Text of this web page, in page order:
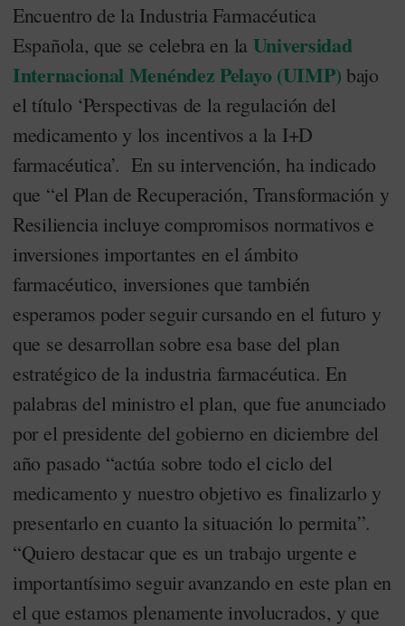
Encuentro de la Industria Farmacéutica
Española, que se celebra en la Universidad
Internacional Menéndez Pelayo (UIMP) bajo
el título ‘Perspectivas de la regulación del
medicamento y los incentivos a la I+D
farmacéutica’. En su intervención, ha indicado
que “el Plan de Recuperación, Transformación y
Resiliencia incluye compromisos normativos e
inversiones importantes en el ámbito
farmacéutico, inversiones que también
esperamos poder seguir cursando en el futuro y
que se desarrollan sobre esa base del plan
estratégico de la industria farmacéutica. En
palabras del ministro el plan, que fue anunciado
por el presidente del gobierno en diciembre del
año pasado “actúa sobre todo el ciclo del
medicamento y nuestro objetivo es finalizarlo y
presentarlo en cuanto la situación lo permita”.
“Quiero destacar que es un trabajo urgente e
importantísimo seguir avanzando en este plan en
el que estamos plenamente involucrados, y que